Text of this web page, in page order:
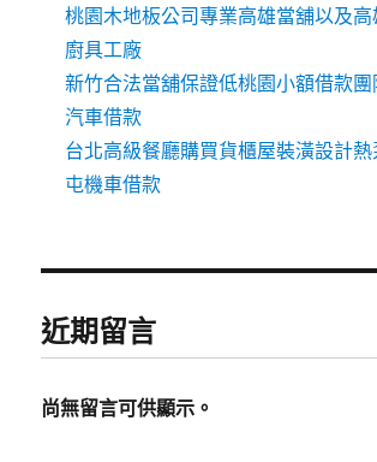
桃園木地板公司專業高雄當舖以及
廚具工廠
新竹合法當舖保證低桃園小額借款
汽車借款
台北高級餐廳購買貨櫃屋裝潢設計
屯機車借款
近期留言
尚無留言可供顯示。